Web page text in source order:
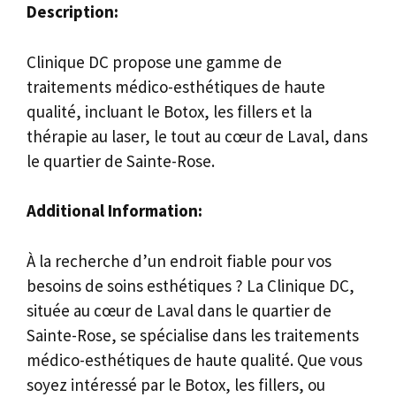
Description:
Clinique DC propose une gamme de
traitements médico-esthétiques de haute
qualité, incluant le Botox, les fillers et la
thérapie au laser, le tout au cœur de Laval, dans
le quartier de Sainte-Rose.
Additional Information:
À la recherche d’un endroit fiable pour vos
besoins de soins esthétiques ? La Clinique DC,
située au cœur de Laval dans le quartier de
Sainte-Rose, se spécialise dans les traitements
médico-esthétiques de haute qualité. Que vous
soyez intéressé par le Botox, les fillers, ou